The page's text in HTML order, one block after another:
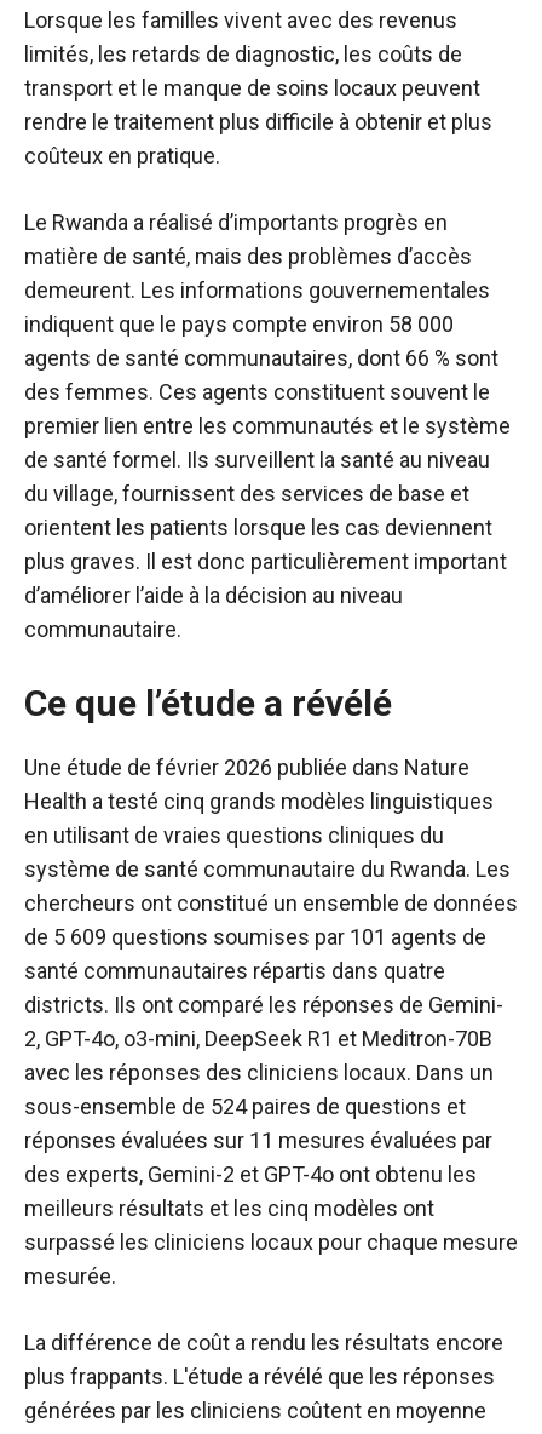
Lorsque les familles vivent avec des revenus
limités, les retards de diagnostic, les coûts de
transport et le manque de soins locaux peuvent
rendre le traitement plus difficile à obtenir et plus
coûteux en pratique.
Le Rwanda a réalisé d’importants progrès en
matière de santé, mais des problèmes d’accès
demeurent. Les informations gouvernementales
indiquent que le pays compte environ 58 000
agents de santé communautaires, dont 66 % sont
des femmes. Ces agents constituent souvent le
premier lien entre les communautés et le système
de santé formel. Ils surveillent la santé au niveau
du village, fournissent des services de base et
orientent les patients lorsque les cas deviennent
plus graves. Il est donc particulièrement important
d’améliorer l’aide à la décision au niveau
communautaire.
Ce que l’étude a révélé
Une étude de février 2026 publiée dans Nature
Health a testé cinq grands modèles linguistiques
en utilisant de vraies questions cliniques du
système de santé communautaire du Rwanda. Les
chercheurs ont constitué un ensemble de données
de 5 609 questions soumises par 101 agents de
santé communautaires répartis dans quatre
districts. Ils ont comparé les réponses de Gemini-
2, GPT-4o, o3-mini, DeepSeek R1 et Meditron-70B
avec les réponses des cliniciens locaux. Dans un
sous-ensemble de 524 paires de questions et
réponses évaluées sur 11 mesures évaluées par
des experts, Gemini-2 et GPT-4o ont obtenu les
meilleurs résultats et les cinq modèles ont
surpassé les cliniciens locaux pour chaque mesure
mesurée.
La différence de coût a rendu les résultats encore
plus frappants. L'étude a révélé que les réponses
générées par les cliniciens coûtent en moyenne